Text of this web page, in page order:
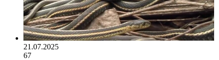
21.07.2025
67